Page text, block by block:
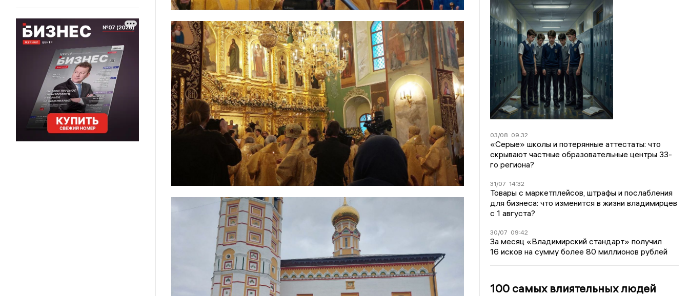
03/08 09:32
«Серые» школы и потерянные аттестаты: что
скрывают частные образовательные центры 33-
го региона?
31/07 14:32
Товары с маркетплейсов, штрафы и послабления
для бизнеса: что изменится в жизни владимирцев
с 1 августа?
30/07 09:42
За месяц «Владимирский стандарт» получил
16 исков на сумму более 80 миллионов рублей
100 самых влиятельных людей